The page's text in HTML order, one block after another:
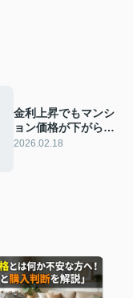
金利上昇でもマンシ
ョン価格が下がらな
い理由と損しない売
2026.02.18